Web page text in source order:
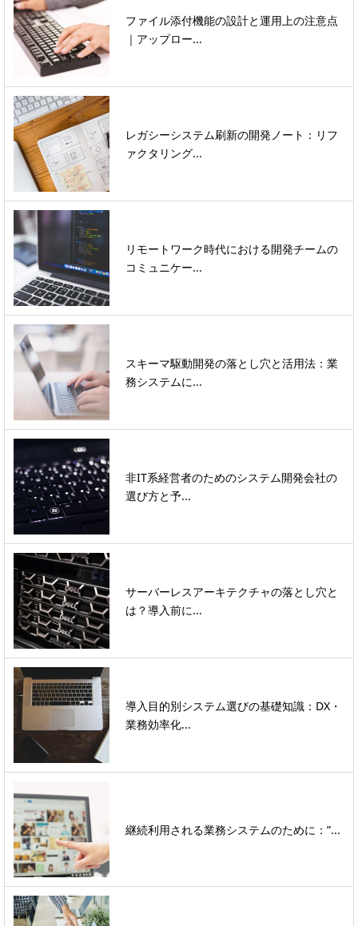
ファイル添付機能の設計と運用上の注意点
｜アップロー...
レガシーシステム刷新の開発ノート：リフ
ァクタリング...
リモートワーク時代における開発チームの
コミュニケー...
スキーマ駆動開発の落とし穴と活用法：業
務システムに...
非IT系経営者のためのシステム開発会社の
選び方と予...
サーバーレスアーキテクチャの落とし穴と
は？導入前に...
導入目的別システム選びの基礎知識：DX・
業務効率化...
継続利用される業務システムのために：”...